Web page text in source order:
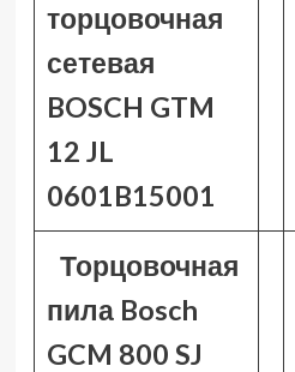
торцовочная
сетевая
BOSCH GTM
12 JL
0601B15001
Торцовочная
пила Bosch
GCM 800 SJ